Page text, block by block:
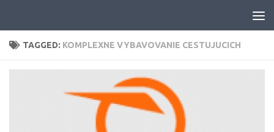
TAGGED: KOMPLEXNE VYBAVOVANIE CESTUJUCICH